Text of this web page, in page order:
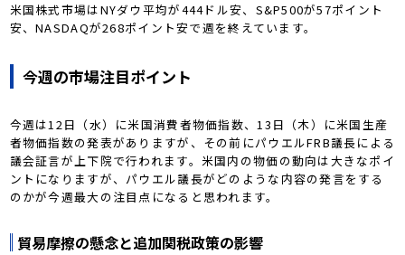
米国株式市場はNYダウ平均が444ドル安、S&P500が57ポイント
安、NASDAQが268ポイント安で週を終えています。
今週の市場注目ポイント
今週は12日（水）に米国消費者物価指数、13日（木）に米国生産
者物価指数の発表がありますが、その前にパウエルFRB議長による
議会証言が上下院で行われます。米国内の物価の動向は大きなポイ
ントになりますが、パウエル議長がどのような内容の発言をする
のかが今週最大の注目点になると思われます。
貿易摩擦の懸念と追加関税政策の影響